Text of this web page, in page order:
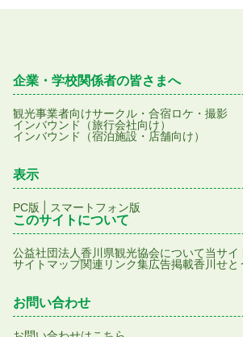
企業・学校関係者の皆さまへ
観光事業者向けサークル・合宿ロケ・撮影
インバウンド（旅行会社向け）
インバウンド（宿泊施設・店舗向け）
表示
PC版 スマートフォン版
このサイトについて
公益社団法人香川県観光協会について当サイ
サイトマップ関連リンク集広告掲載香川せと
お問い合わせ